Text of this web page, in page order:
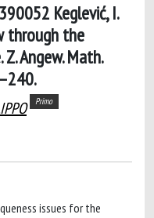
Keglević, I.
through the
Angew. Math.
Primo
issues for the